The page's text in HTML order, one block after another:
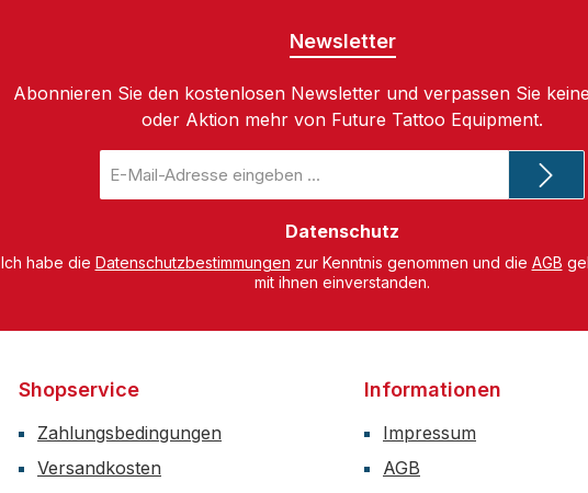
Newsletter
Abonnieren Sie den kostenlosen Newsletter und verpassen Sie
oder Aktion mehr von Future Tattoo Equipment.
Mail-
Adresse
Datenschutz
Ich habe die Datenschutzbestimmungen zur Kenntnis genommen und die AGB
mit ihnen einverstanden.
Shopservice
Zahlungsbedingungen
Versandkosten
Informationen
Impressum
AGB